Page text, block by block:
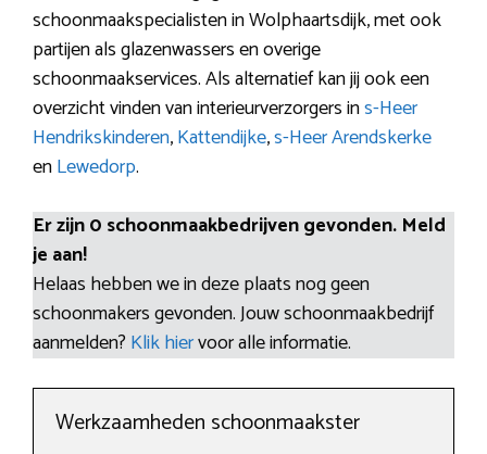
schoonmaakspecialisten in Wolphaartsdijk, met ook
partijen als glazenwassers en overige
schoonmaakservices. Als alternatief kan jij ook een
overzicht vinden van interieurverzorgers ins-Heer
Hendrikskinderen,Kattendijke,s-Heer Arendskerke
enLewedorp.
Er zijn 0 schoonmaakbedrijven gevonden. Meld
je aan!
Helaas hebben we in deze plaats nog geen
schoonmakers gevonden. Jouw schoonmaakbedrijf
aanmelden? Klik hiervoor alle informatie.
Werkzaamheden schoonmaakster